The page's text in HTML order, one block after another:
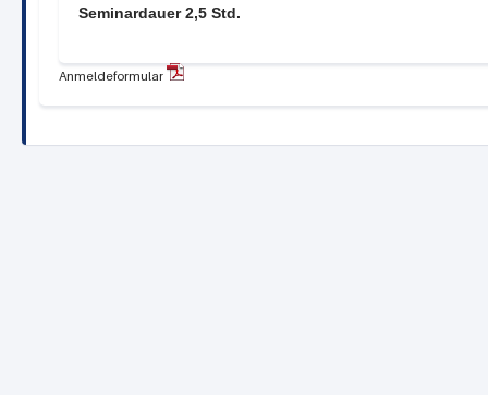
Seminardauer 2,5 Std.
Anmeldeformular